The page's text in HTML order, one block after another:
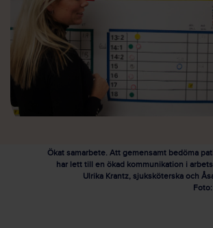
Ökat samarbete. Att gemensamt bedöma
har lett till en ökad kommunikation i
Ulrika Krantz, sjuksköterska och